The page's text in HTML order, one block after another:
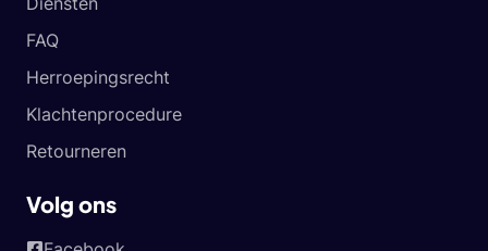
FAQ
Herroepingsrecht
Klachtenprocedure
Retourneren
Volg ons